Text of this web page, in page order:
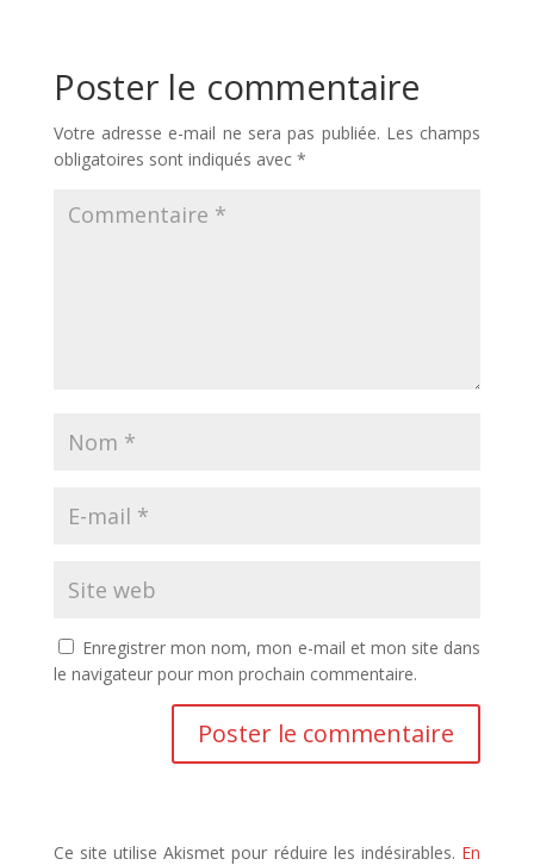
Poster le commentaire
Votre adresse e-mail ne sera pas publiée. Les champs
obligatoires sont indiqués avec *
Enregistrer mon nom, mon e-mail et mon site dans
le navigateur pour mon prochain commentaire.
Ce site utilise Akismet pour réduire les indésirables. En